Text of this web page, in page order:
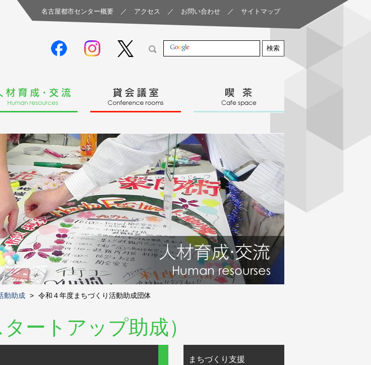
名古屋都市センター概要 ／ アクセス ／ お問い合わせ ／ サイトマップ
動助成 > 令和４年度まちづくり活動助成団体
ートアップ助成）
まちづくり支援